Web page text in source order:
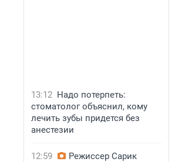
13:12 Надо потерпеть:
стоматолог объяснил, кому
лечить зубы придется без
анестезии
12:59
Режиссер Сарик